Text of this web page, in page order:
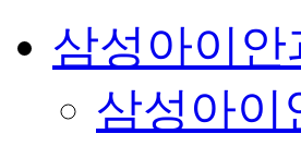
삼성아이안
삼성아이